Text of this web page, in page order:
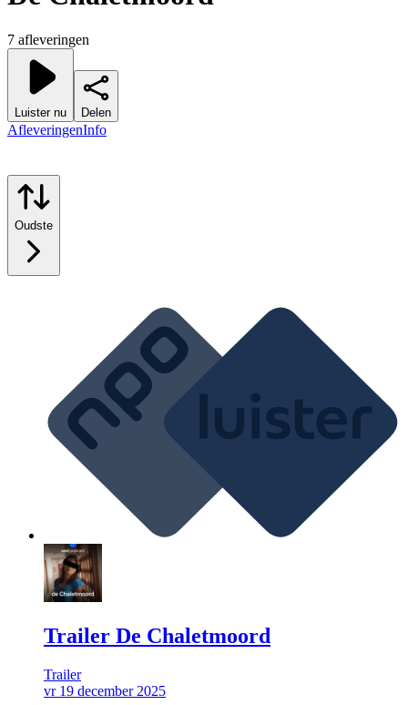
7 afleveringen
Luister nu Delen
AfleveringenInfo
Oudste
Trailer De Chaletmoord
Trailer
vr 19 december 2025